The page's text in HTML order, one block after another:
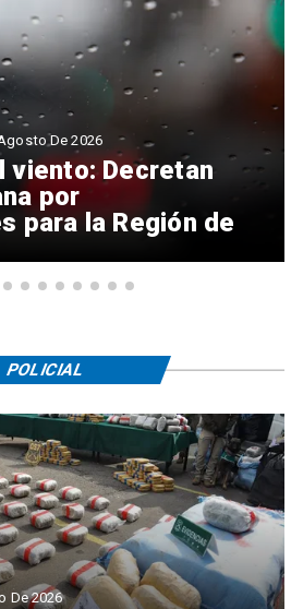
viento: Decretan
por
para la Región de
De 2026
De 2026
POLICIAL